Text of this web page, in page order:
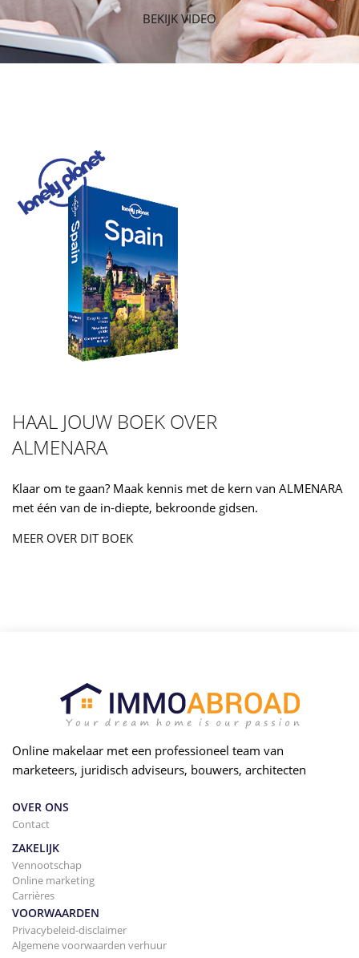
BEKIJK VIDEO
HAAL JOUW BOEK OVER
ALMENARA
Klaar om te gaan? Maak kennis met de kern van ALMENARA
met één van de in-diepte, bekroonde gidsen.
MEER OVER DIT BOEK
Online makelaar met een professioneel team van
marketeers, juridisch adviseurs, bouwers, architecten
OVER ONS
Contact
ZAKELIJK
Vennootschap
Online marketing
Carrières
VOORWAARDEN
Privacybeleid-disclaimer
Algemene voorwaarden verhuur